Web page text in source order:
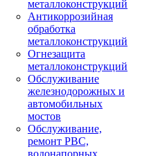
металлоконструкций
Антикоррозийная
обработка
металлоконструкций
Огнезащита
металлоконструкций
Обслуживание
железнодорожных и
автомобильных
мостов
Обслуживание,
ремонт РВС,
водонапорных